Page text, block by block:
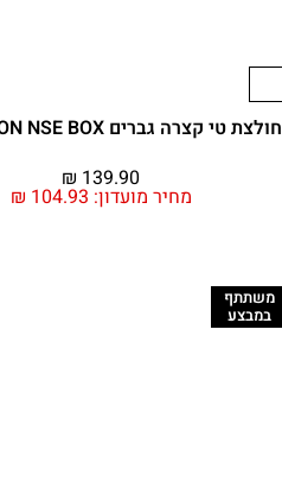
חולצת טי קצרה גברים EVOLUTION NSE BOX
מחיר מועדון: ₪ 104.93
₪ 139.90
משתתף
במבצע